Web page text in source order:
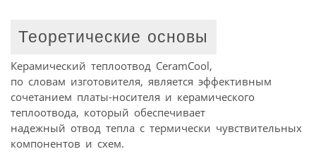
Теоретические основы
Керамический теплоотвод CeramCool,
по словам изготовителя, является эффективным
сочетанием платы-носителя и керамического
теплоотвода, который обеспечивает
надежный отвод тепла с термически чувствительных
компонентов и схем.